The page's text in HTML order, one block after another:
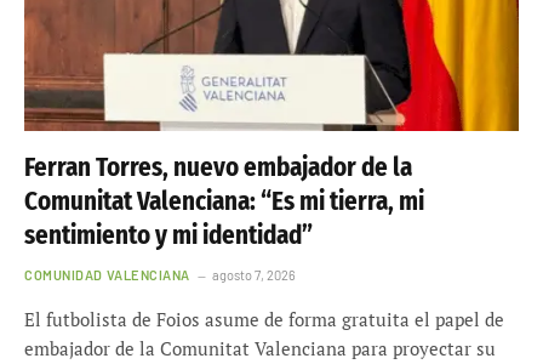
Ferran Torres, nuevo embajador de la
Comunitat Valenciana: “Es mi tierra, mi
sentimiento y mi identidad”
COMUNIDAD VALENCIANA agosto 7, 2026
El futbolista de Foios asume de forma gratuita el papel de
embajador de la Comunitat Valenciana para proyectar su